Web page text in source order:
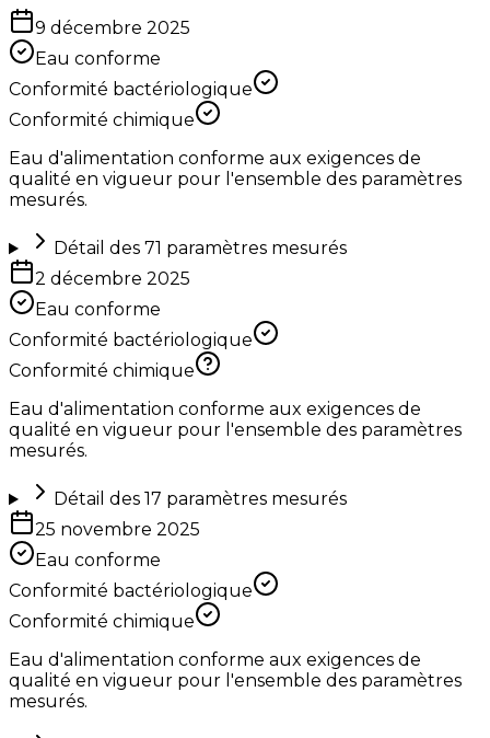
9 décembre 2025
Eau conforme
Conformité bactériologique
Conformité chimique
Eau d'alimentation conforme aux exigences de
qualité en vigueur pour l'ensemble des paramètres
mesurés.
Détail des 71 paramètres mesurés
2 décembre 2025
Eau conforme
Conformité bactériologique
Conformité chimique
Eau d'alimentation conforme aux exigences de
qualité en vigueur pour l'ensemble des paramètres
mesurés.
Détail des 17 paramètres mesurés
25 novembre 2025
Eau conforme
Conformité bactériologique
Conformité chimique
Eau d'alimentation conforme aux exigences de
qualité en vigueur pour l'ensemble des paramètres
mesurés.